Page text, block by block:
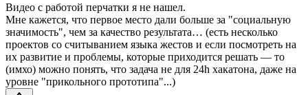
Видео с работой перчатки я не нашел.
Мне кажется, что первое место дали больше за "социальную
значимость", чем за качество результата… (есть несколько
проектов со считыванием языка жестов и если посмотреть на
их развитие и проблемы, которые приходится решать — то
(имхо) можно понять, что задача не для 24h хакатона, даже на
уровне "прикольного прототипа"...)